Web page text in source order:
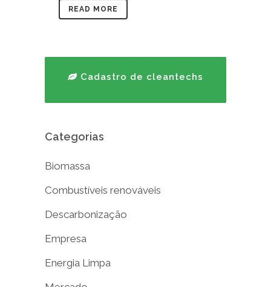
READ MORE
Cadastro de cleantechs
Categorias
Biomassa
Combustíveis renováveis
Descarbonização
Empresa
Energia Limpa